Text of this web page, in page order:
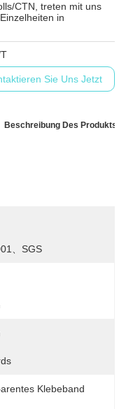
CTN, treten mit uns
in
Sie Uns Jetzt
Beschreibung Des Produkts
、SGS
Klebeband